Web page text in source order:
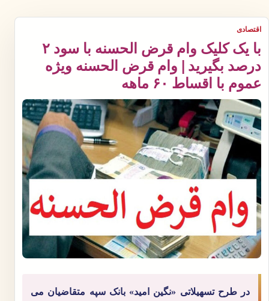
اقتصادی
با یک کلیک وام قرض الحسنه با سود ۲
درصد بگیرید | وام قرض الحسنه ویژه
عموم با اقساط ۶۰ ماهه
در طرح تسهیلاتی «نگین امید» بانک سپه متقاضیان می